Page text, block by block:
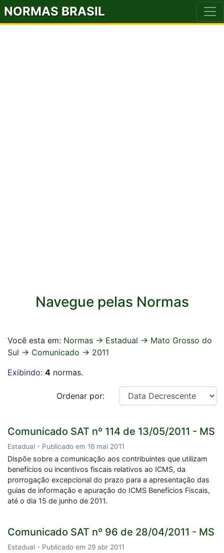
NORMAS BRASIL
Navegue pelas Normas
Você esta em: Normas -> Estadual -> Mato Grosso do
Sul -> Comunicado -> 2011
Exibindo: 4 normas.
Ordenar por:
Comunicado SAT nº 114 de 13/05/2011 - MS
Estadual - Publicado em 16 mai 2011
Dispõe sobre a comunicação aos contribuintes que utilizam
benefícios ou incentivos fiscais relativos ao ICMS, da
prorrogação excepcional do prazo para a apresentação das
guias de informação e apuração do ICMS Benefícios Fiscais,
até o dia 15 de junho de 2011.
Comunicado SAT nº 96 de 28/04/2011 - MS
Estadual - Publicado em 29 abr 2011